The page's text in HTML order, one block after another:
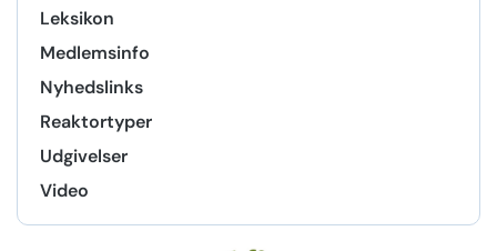
Leksikon
Medlemsinfo
Nyhedslinks
Reaktortyper
Udgivelser
Video